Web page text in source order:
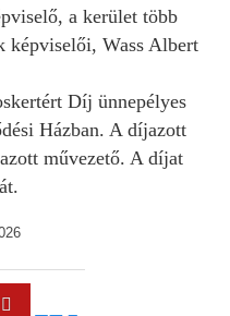
a kerület több
képviselői, Wass Albert
Díj ünnepélyes
Házban. A díjazott
művezető. A díjat